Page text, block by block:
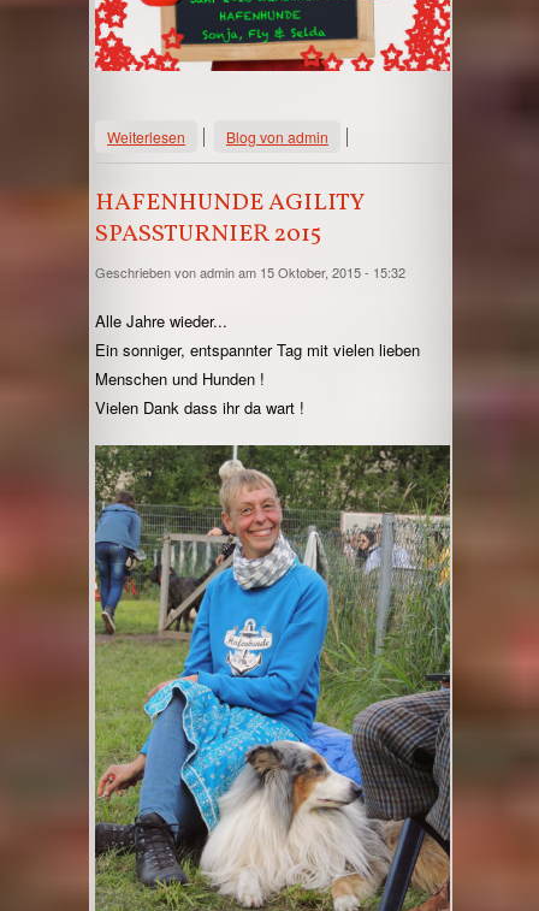
Weiterlesen über Weihnachtsferien 2015
Blog von admin
HAFENHUNDE AGILITY
SPASSTURNIER 2015
Geschrieben vonadminam 15 Oktober, 2015 - 15:32
Alle Jahre wieder...
Ein sonniger, entspannter Tag mit vielen lieben
Menschen und Hunden !
Vielen Dank dass ihr da wart !